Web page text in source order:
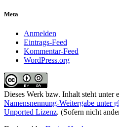
Meta
Anmelden
Eintrags-Feed
Kommentar-Feed
WordPress.org
Dieses Werk bzw. Inhalt steht unter
Namensnennung-Weitergabe unter
Unported Lizenz. (Sofern nicht